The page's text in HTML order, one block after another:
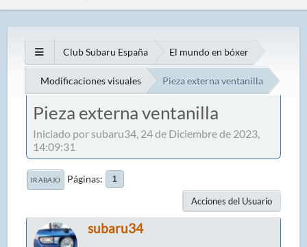
Club Subaru España El mundo en bóxer
Modificaciones visuales Pieza externa ventanilla
Pieza externa ventanilla
Iniciado por subaru34, 24 de Diciembre de 2023,
14:09:31
IR ABAJO Páginas 1
Acciones del Usuario
subaru34